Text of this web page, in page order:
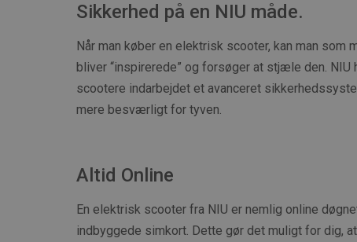
Sikkerhed på en NIU måde.
Når man køber en elektrisk scooter, kan man som
bliver “inspirerede” og forsøger at stjæle den.
scootere indarbejdet et avanceret
mere besværligt for tyven.
Altid Online
En elektrisk scooter fra NIU er nemlig online
indbyggede simkort. Dette gør det muligt for dig,